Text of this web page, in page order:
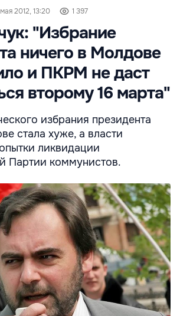
2012, 13:20 1 397
"Избрание
ничего в Молдове
и ПКРМ не даст
второму 16 марта"
избрания президента
стала хуже, а власти
ликвидации
Партии коммунистов.